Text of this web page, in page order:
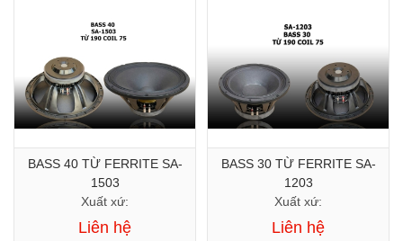
BASS 40 TỪ FERRITE SA-
1503
Xuất xứ:
Liên hệ
BASS 30 TỪ FERRITE SA-
1203
Xuất xứ:
Liên hệ